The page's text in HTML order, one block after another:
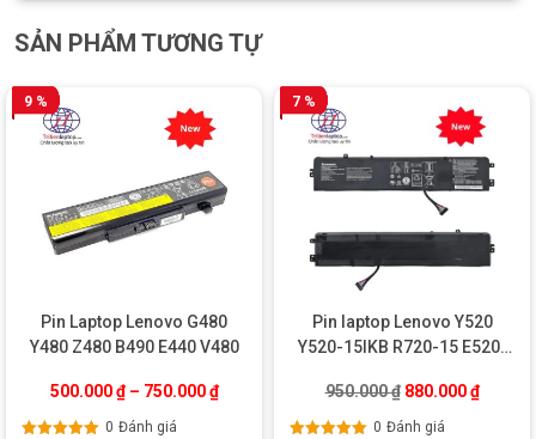
SẢN PHẨM TƯƠNG TỰ
9 %
Pin Laptop Lenovo G480
Y480 Z480 B490 E440 V480
500.000₫– 750.000₫
0 Đánh giá
7 %
Pin laptop Lenovo Y520
Y520-15IKB R720-15 E520-
950.000₫ Giá gốc là:
880.000₫Giá
0 Đánh giá